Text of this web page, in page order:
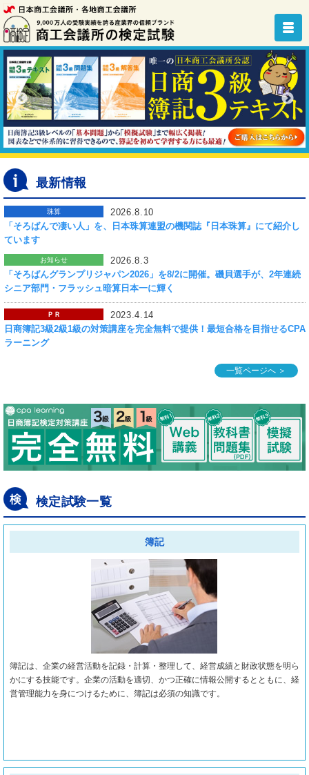
最新情報
珠算
2026.8.10
「そろばんで凄い人」を、日本珠算連盟の機関誌『日本珠算』にて紹介し
ています
お知らせ
2026.8.3
「そろばんグランプリジャパン2026」を8/2に開催。磯貝選手が、2年連続
シニア部門・フラッシュ暗算日本一に輝く
ＰＲ
2023.4.14
日商簿記3級2級1級の対策講座を完全無料で提供！最短合格を目指せるCPA
ラーニング
一覧ページへ ＞
検定試験一覧
簿記
簿記は、企業の経営活動を記録・計算・整理して、経営成績と財政状態を明ら
かにする技能です。企業の活動を適切、かつ正確に情報公開するとともに、経
営管理能力を身につけるために、簿記は必須の知識です。